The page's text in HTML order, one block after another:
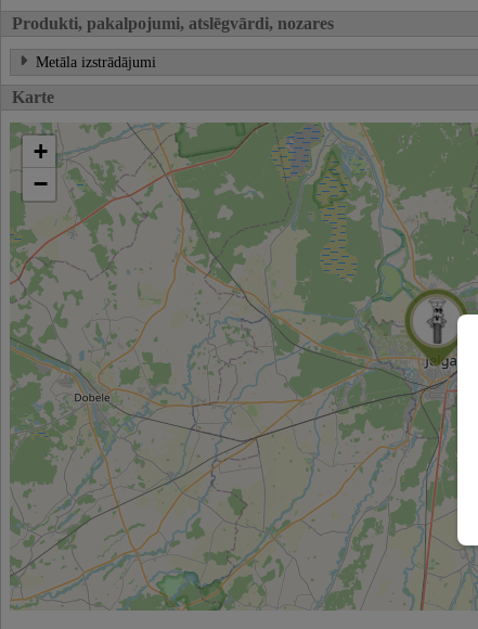
Produkti, pakalpojumi, atslēgvārdi, nozares
Metāla izstrādājumi
Karte
+
−